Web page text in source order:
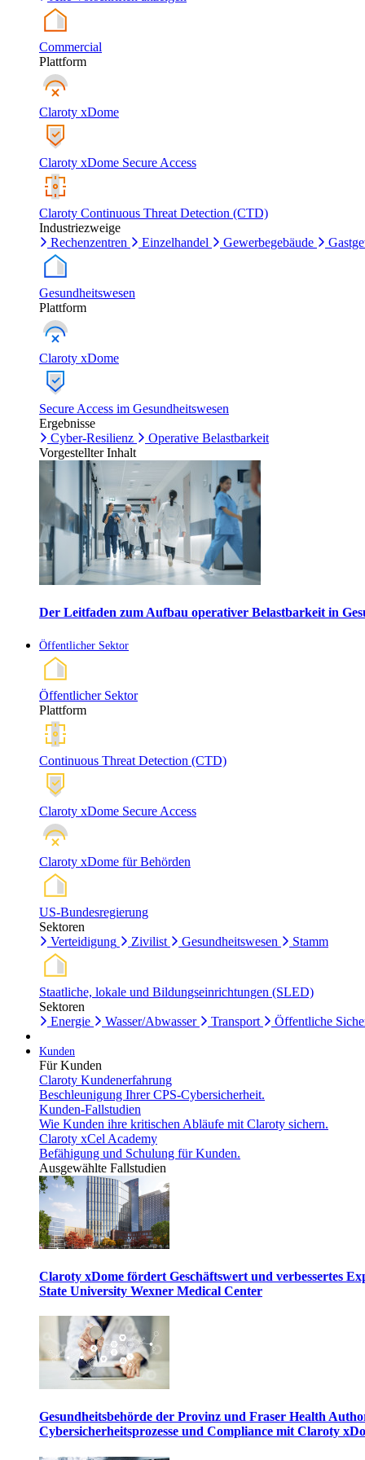
Commercial
Plattform
Claroty xDome
Claroty xDome Secure Access
Claroty Continuous Threat Detection (CTD)
Industriezweige
Rechenzentren
Einzelhandel Gewerbegebäude
Gesundheitswesen
Plattform
Claroty xDome
Secure Access im Gesundheitswesen
Ergebnisse
Cyber-Resilienz
Operative Belastbarkeit
Vorgestellter Inhalt
Der Leitfaden zum Aufbau operativer Belastbarkeit in
Öffentlicher Sektor
Öffentlicher Sektor
Plattform
Continuous Threat Detection (CTD)
Claroty xDome Secure Access
Claroty xDome für Behörden
US-Bundesregierung
Sektoren
Verteidigung
Zivilist Gesundheitswesen Stamm
Staatliche, lokale und Bildungseinrichtungen (SLED)
Sektoren
Energie
Wasser/Abwasser Transport Öffentliche
Kunden
Für Kunden
Claroty Kundenerfahrung
Beschleunigung Ihrer CPS-Cybersicherheit.
Kunden-Fallstudien
Wie Kunden ihre kritischen Abläufe mit Claroty sichern.
Claroty xCel Academy
Befähigung und Schulung für Kunden.
Ausgewählte Fallstudien
Claroty xDome fördert Geschäftswert und verbessertes
State University Wexner Medical Center
Gesundheitsbehörde der Provinz und Fraser Health
Cybersicherheitsprozesse und Compliance mit Claroty